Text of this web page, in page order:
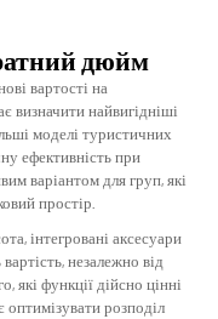
дюйм
вартості на
визначити найвигідніші
моделі туристичних
ефективність при
варіантом для груп, які
простір.
інтегровані аксесуари
незалежно від
які функції дійсно цінні
розподіл